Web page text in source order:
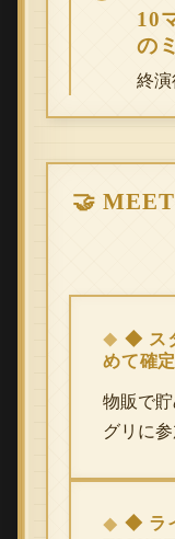
10
の
終
🤝
◆ ス
めて確
物販で
グリに参
◆ ラ